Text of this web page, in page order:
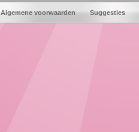
Algemene voorwaarden Suggesties